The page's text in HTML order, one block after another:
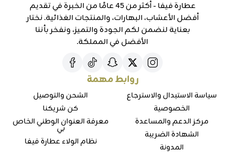
عطارة فيفا - أكثر من 45 عامًا من الخبرة في تقديم
أفضل الأعشاب، البهارات، والمنتجات الغذائية. نختار
بعناية لنضمن لكم الجودة والتميز، ونفخر بأننا
الأفضل في المملكة.
روابط مهمة
سياسة الاستبدال والاسترجاع
الخصوصية
مركز الدعم والمساعدة
الشهادة الضريبة
المدونة
الشحن والتوصيل
كن شريكنا
معرفة العنوان الوطني الخاص
بي
نظام الولاء عطارة فيفا